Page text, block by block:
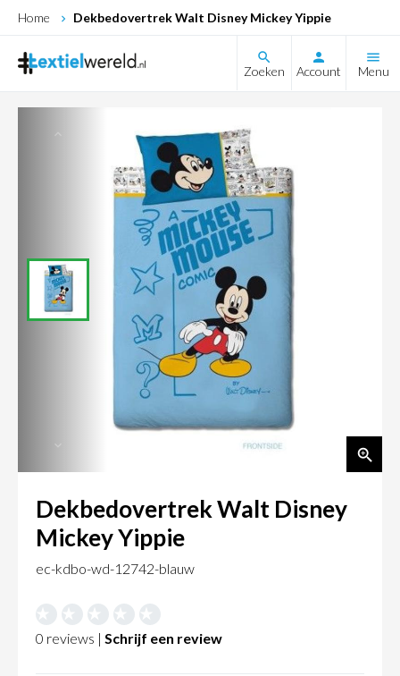
Home Dekbedovertrek Walt Disney Mickey Yippie
Zoeken Account Menu
Dekbedovertrek Walt Disney
Mickey Yippie
ec-kdbo-wd-12742-blauw
0 reviews | Schrijf een review